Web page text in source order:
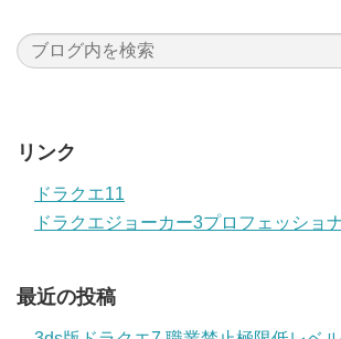
リンク
ドラクエ11
ドラクエジョーカー3プロフェッショ
最近の投稿